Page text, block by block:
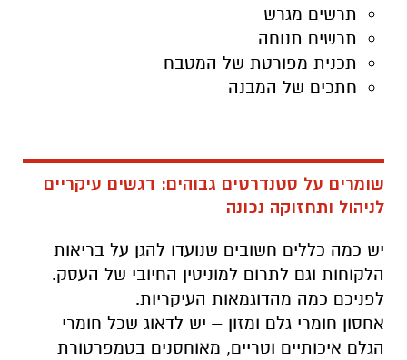
תרשים מגרש
תרשים תנוחה
תכנית מפורטת של המטבח
חתכים של המבנה
שומרים על סטנדרטים גבוהים: דגשים עיקריים
לניהול ותחזוקה נכונה
יש כמה כללים חשובים שנועדו להגן על בריאות
הלקוחות וגם לתרום למוניטין החיובי של העסק.
לפניכם כמה מהדוגמאות העיקריות.
אחסון חומרי גלם ומזון – יש לדאוג שכל חומרי
הגלם איכותיים וטריים, מאוחסנים בטמפרטורת